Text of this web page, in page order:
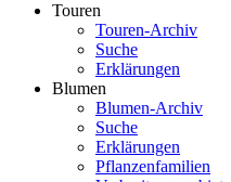
Touren
Touren-Archiv
Suche
Erklärungen
Blumen
Blumen-Archiv
Suche
Erklärungen
Pflanzenfamilien